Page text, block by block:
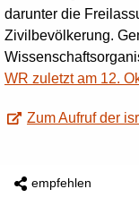
darunter die
Zivilbevölkerung.
WR zuletzt am 12.
Zum Aufruf der
empfehlen